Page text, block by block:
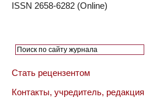
ISSN 2658-6282 (Online)
Стать рецензентом
Контакты, учредитель, редакция